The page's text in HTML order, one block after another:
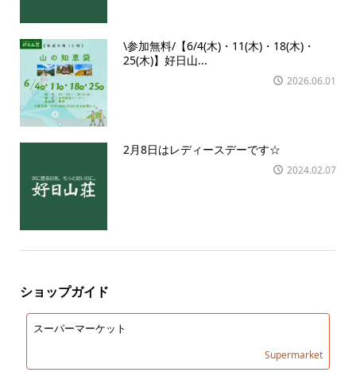
\参加無料/【6/4(木)・11(木)・18(木)・
25(木)】好日山...
2026.06.01
2月8日はレディースデーです☆
2024.02.07
ショップガイド
スーパーマーケット
Supermarket